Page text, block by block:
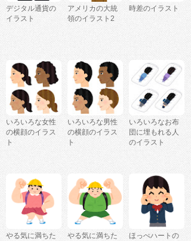
デジタル通貨の
イラスト
アメリカの大統
領のイラスト2
時差のイラスト
いろいろな女性
の横顔のイラス
ト
いろいろな男性
の横顔のイラス
ト
いろいろなお布
団に埋もれる人
のイラスト
やる気に満ちた
やる気に満ちた
ほっぺハートの